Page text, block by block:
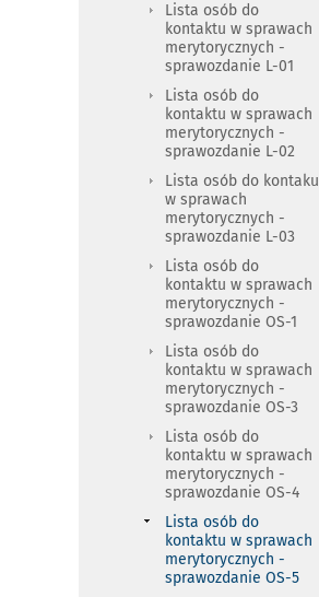
Lista osób do
kontaktu w sprawach
merytorycznych -
sprawozdanie L-01
Lista osób do
kontaktu w sprawach
merytorycznych -
sprawozdanie L-02
Lista osób do kontaku
w sprawach
merytorycznych -
sprawozdanie L-03
Lista osób do
kontaktu w sprawach
merytorycznych -
sprawozdanie OS-1
Lista osób do
kontaktu w sprawach
merytorycznych -
sprawozdanie OS-3
Lista osób do
kontaktu w sprawach
merytorycznych -
sprawozdanie OS-4
Lista osób do
kontaktu w sprawach
merytorycznych -
sprawozdanie OS-5